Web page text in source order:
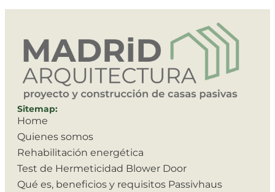
Sitemap:
Home
Quienes somos
Rehabilitación energética
Test de Hermeticidad Blower Door
Qué es, beneficios y requisitos Passivhaus